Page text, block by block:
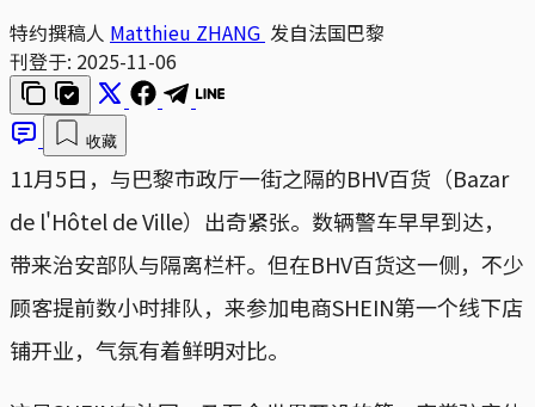
特约撰稿人 Matthieu ZHANG 发自法国巴黎
刊登于: 2025-11-06
收藏
11月5日，与巴黎市政厅一街之隔的BHV百货（Bazar
de l'Hôtel de Ville）出奇紧张。数辆警车早早到达，
带来治安部队与隔离栏杆。但在BHV百货这一侧，不少
顾客提前数小时排队，来参加电商SHEIN第一个线下店
铺开业，气氛有着鲜明对比。